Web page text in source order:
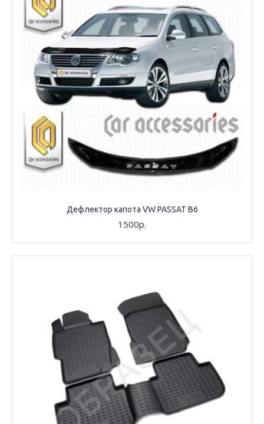
Дефлектор капота VW PASSAT B6
1500р.